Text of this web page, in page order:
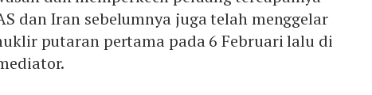
dan Iran sebelumnya juga telah menggelar
putaran pertama pada 6 Februari lalu di